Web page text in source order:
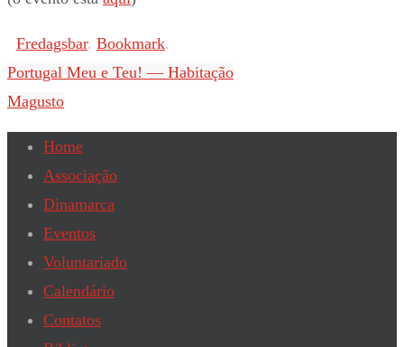
Fredagsbar. Bookmark.
Portugal Meu e Teu! — Habitação
Magusto
Home
Associação
Dinamarca
Eventos
Voluntariado
Calendário
Contatos